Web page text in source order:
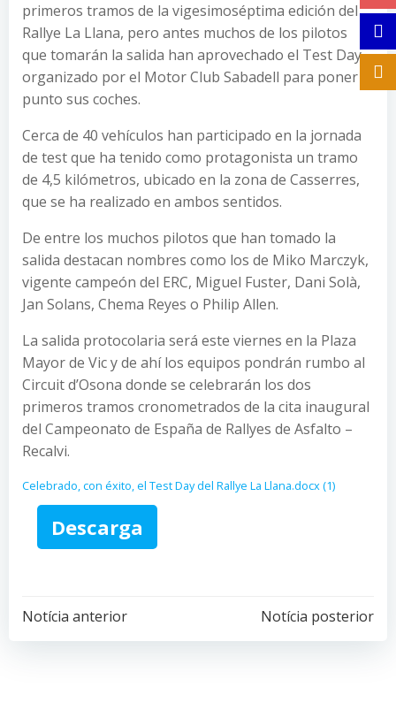
primeros tramos de la vigesimoséptima edición del
Rallye La Llana, pero antes muchos de los pilotos
que tomarán la salida han aprovechado el Test Day
organizado por el Motor Club Sabadell para poner a
punto sus coches.
Cerca de 40 vehículos han participado en la jornada
de test que ha tenido como protagonista un tramo
de 4,5 kilómetros, ubicado en la zona de Casserres,
que se ha realizado en ambos sentidos.
De entre los muchos pilotos que han tomado la
salida destacan nombres como los de Miko Marczyk,
vigente campeón del ERC, Miguel Fuster, Dani Solà,
Jan Solans, Chema Reyes o Philip Allen.
La salida protocolaria será este viernes en la Plaza
Mayor de Vic y de ahí los equipos pondrán rumbo al
Circuit d’Osona donde se celebrarán los dos
primeros tramos cronometrados de la cita inaugural
del Campeonato de España de Rallyes de Asfalto –
Recalvi.
Celebrado, con éxito, el Test Day del Rallye La Llana.docx (1)
Descarga
Post
Notícia anterior
PostNotícia posterior